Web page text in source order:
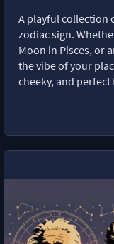
A playful collection
zodiac sign.
Moon in Pisces, or
the vibe of your
cheeky, and